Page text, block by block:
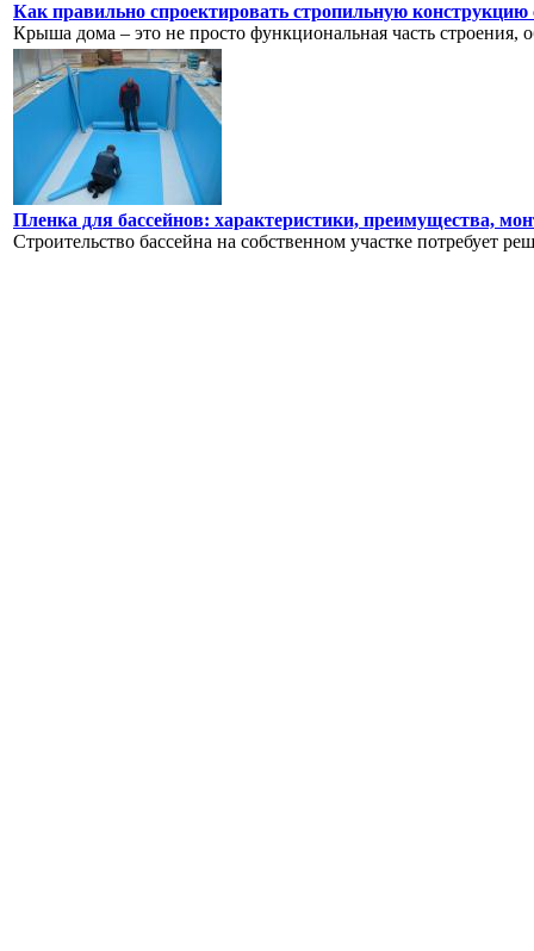
Как правильно спроектировать стропильную конструкцию
Крыша дома – это не просто функциональная часть строения,
Пленка для бассейнов: характеристики, преимущества,
Строительство бассейна на собственном участке потребует